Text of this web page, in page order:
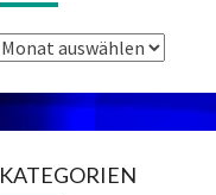
Archiv
KATEGORIEN